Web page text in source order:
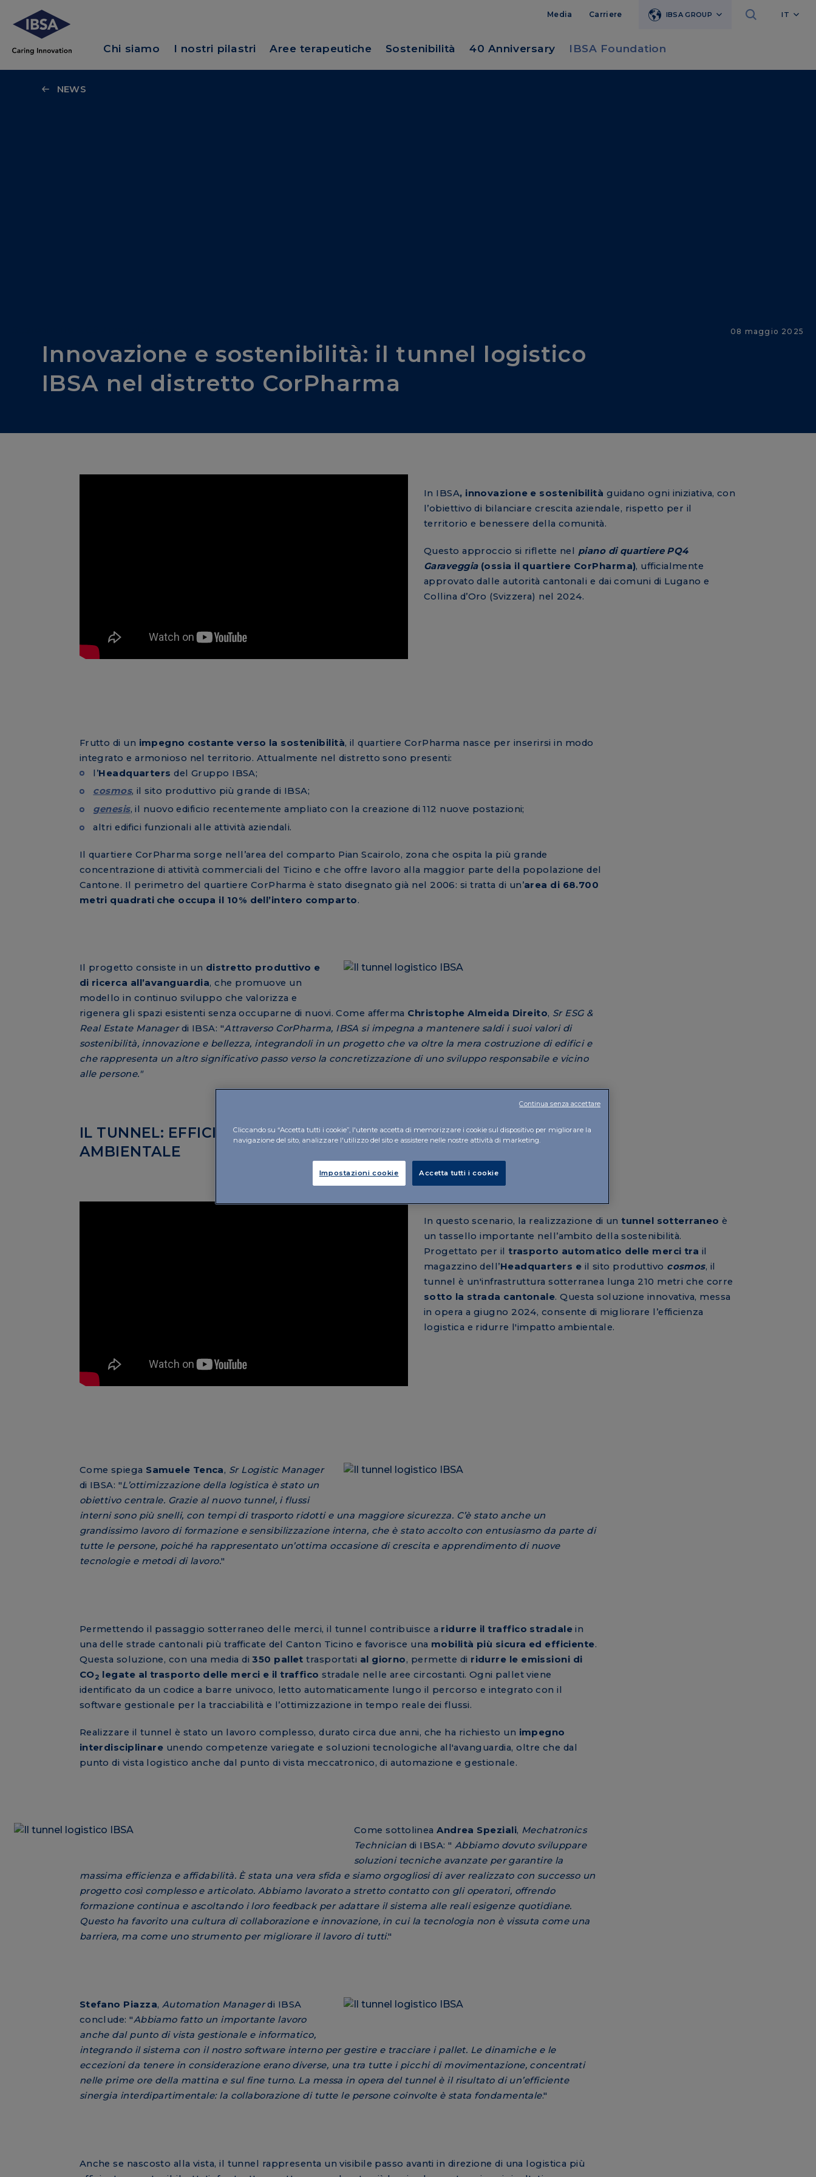
Media Carriere IBSA GROUP IT
Chi siamo I nostri pilastri Aree terapeutiche Sostenibilità 40 Anniversary IBSA Foundation
NEWS
08 maggio 2025
Innovazione e sostenibilità: il tunnel logistico
IBSA nel distretto CorPharma
In IBSA, innovazione e sostenibilità guidano ogni iniziativa, con
l’obiettivo di bilanciare crescita aziendale, rispetto per il
territorio e benessere della comunità.
Questo approccio si riflette nel piano di quartiere PQ4
Garaveggia(ossia il quartiere CorPharma), ufficialmente
approvato dalle autorità cantonali e dai comuni di Lugano e
Collina d’Oro (Svizzera) nel 2024.
Frutto di un impegno costante verso la sostenibilità, il quartiere CorPharma nasce per inserirsi in modo
integrato e armonioso nel territorio. Attualmente nel distretto sono presenti:
l’Headquarters del Gruppo IBSA;
cosmos, il sito produttivo più grande di IBSA;
genesis, il nuovo edificio recentemente ampliato con la creazione di 112 nuove postazioni;
altri edifici funzionali alle attività aziendali.
Il quartiere CorPharma sorge nell’area del comparto Pian Scairolo, zona che ospita la più grande
concentrazione di attività commerciali del Ticino e che offre lavoro alla maggior parte della popolazione del
Cantone. Il perimetro del quartiere CorPharma è stato disegnato già nel 2006: si tratta di un’area di 68.700
metri quadrati che occupa il 10% dell’intero comparto.
Il progetto consiste in un distretto produttivo e
di ricerca all’avanguardia, che promuove un
modello in continuo sviluppo che valorizza e
rigenera gli spazi esistenti senza occuparne di nuovi. Come afferma Christophe Almeida Direito, Sr ESG &
Real Estate Managerdi IBSA: "Attraverso CorPharma, IBSA si impegna a mantenere saldi i suoi valori di
sostenibilità, innovazione e bellezza, integrandoli in un progetto che va oltre la mera costruzione di edifici e
che rappresenta un altro significativo passo verso la concretizzazione di uno sviluppo responsabile e vicino
alle persone."
IL TUNNEL: EFFICIENZA LOGISTICA E MINORE IMPATTO
AMBIENTALE
In questo scenario, la realizzazione di untunnel sotterraneo è
un tassello importante nell’ambito della sostenibilità.
Progettato per iltrasporto automatico delle merci tra il
magazzino dell’Headquarters e il sito produttivo cosmos, il
tunnel è un'infrastruttura sotterranea lunga 210 metri che corre
sotto la strada cantonale. Questa soluzione innovativa, messa
in opera a giugno 2024, consente di migliorare l’efficienza
logistica e ridurre l'impatto ambientale.
Come spiega Samuele Tenca, Sr Logistic Manager
di IBSA: "L’ottimizzazione della logistica è stato un
obiettivo centrale. Grazie al nuovo tunnel, i flussi
interni sono più snelli, con tempi di trasporto ridotti e una maggiore sicurezza. C’è stato anche un
grandissimo lavoro di formazione e sensibilizzazione interna, che è stato accolto con entusiasmo da parte di
tutte le persone, poiché ha rappresentato un’ottima occasione di crescita e apprendimento di nuove
tecnologie e metodi di lavoro."
Permettendo il passaggio sotterraneo delle merci, il tunnel contribuisce a ridurre il traffico stradale in
una delle strade cantonali più trafficate del Canton Ticino e favorisce una mobilità più sicura ed efficiente.
Questa soluzione, con una media di350 pallettrasportati al giorno, permette di ridurre le emissioni di
CO2 legate al trasporto delle merci e il trafficostradale nelle aree circostanti. Ogni pallet viene
identificato da un codice a barre univoco, letto automaticamente lungo il percorso e integrato con il
software gestionale per la tracciabilità e l’ottimizzazione in tempo reale dei flussi.
Realizzare il tunnel è stato un lavoro complesso, durato circa due anni, che ha richiesto un impegno
interdisciplinare unendo competenze variegate e soluzioni tecnologiche all'avanguardia, oltre che dal
punto di vista logistico anche dal punto di vista meccatronico, di automazione e gestionale.
Come sottolineaAndrea Speziali, Mechatronics
Technician di IBSA: " Abbiamo dovuto sviluppare
soluzioni tecniche avanzate per garantire la
massima efficienza e affidabilità. È stata una vera sfida e siamo orgogliosi di aver realizzato con successo un
progetto così complesso e articolato. Abbiamo lavorato a stretto contatto con gli operatori, offrendo
formazione continua e ascoltando i loro feedback per adattare il sistema alle reali esigenze quotidiane.
Questo ha favorito una cultura di collaborazione e innovazione, in cui la tecnologia non è vissuta come una
barriera, ma come uno strumento per migliorare il lavoro di tutti."
Stefano Piazza, Automation Managerdi IBSA
conclude: "Abbiamo fatto un importante lavoro
anche dal punto di vista gestionale e informatico,
integrando il sistema con il nostro software interno per gestire e tracciare i pallet. Le dinamiche e le
eccezioni da tenere in considerazione erano diverse, una tra tutte i picchi di movimentazione, concentrati
nelle prime ore della mattina e sul fine turno. La messa in opera del tunnel è il risultato di un’efficiente
sinergia interdipartimentale: la collaborazione di tutte le persone coinvolte è stata fondamentale."
Anche se nascosto alla vista, il tunnel rappresenta un visibile passo avanti in direzione di una logistica più
Cliccando su “Accetta tutti i cookie”, l'utente accetta di memorizzare i cookie sul dispositivo per migliorare la
navigazione del sito, analizzare l'utilizzo del sito e assistere nelle nostre attività di marketing.
Impostazioni cookie Accetta tutti i cookie
Continua senza accettare